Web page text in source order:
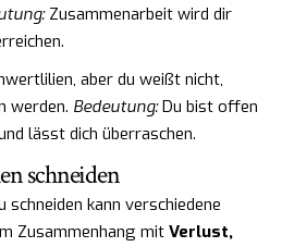
Zusammenarbeit wird dir
aber du weißt nicht,
werden. Bedeutung:Du bist offen
lässt dich überraschen.
schneiden
kann verschiedene
Zusammenhang mit Verlust,